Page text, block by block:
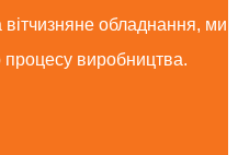
вітчизняне обладнання, ми
процесу виробництва.